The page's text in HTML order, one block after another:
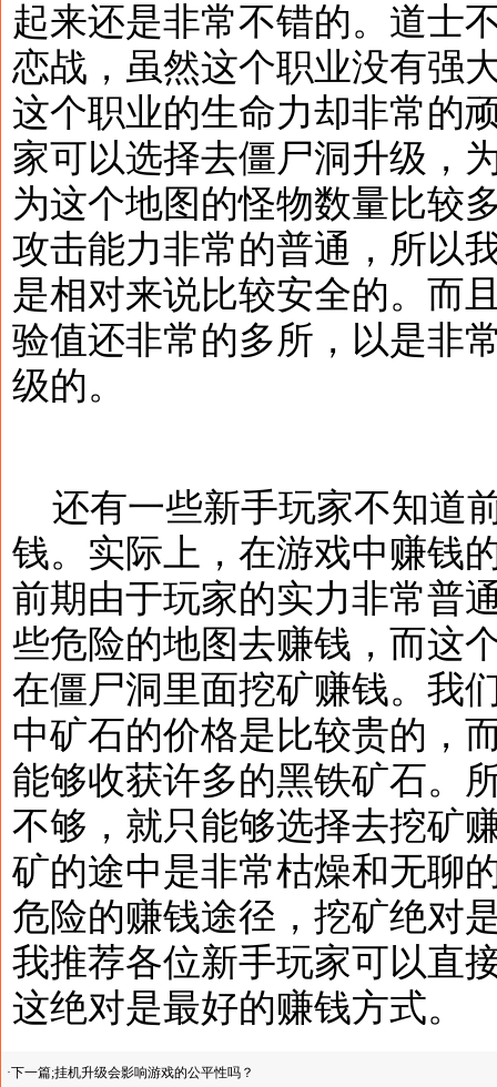
起来还是非常不错的。道士
恋战，虽然这个职业没有强
这个职业的生命力却非常的
家可以选择去僵尸洞升级，
为这个地图的怪物数量比较
攻击能力非常的普通，所以
是相对来说比较安全的。而
验值还非常的多所，以是非
级的。
还有一些新手玩家不知道
钱。实际上，在游戏中赚钱
前期由于玩家的实力非常普
些危险的地图去赚钱，而这
在僵尸洞里面挖矿赚钱。我
中矿石的价格是比较贵的，
能够收获许多的黑铁矿石。
不够，就只能够选择去挖矿
矿的途中是非常枯燥和无聊
危险的赚钱途径，挖矿绝对
我推荐各位新手玩家可以直
这绝对是最好的赚钱方式。
·下一篇;挂机升级会影响游戏的公平性吗？